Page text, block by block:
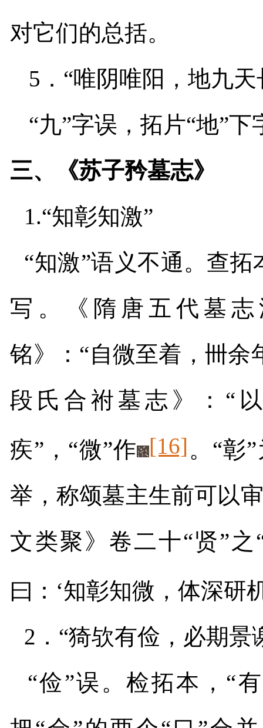
对它们的总括。
5 ．“唯阴唯阳，地九天
“九”字误，拓片“地”下
三、《苏子矜墓志》
1.“知彰知激”
“知激”语义不通。查拓
写。《隋唐五代墓
铭》：“自微至着，卌余
段氏合祔墓志》：“
疾”，“微”作 [16] 。“彰
举，称颂墓主生前可以
文类聚》卷二十“贤”之
曰：‘知彰知微，体深研
2 ．“猗欤有俭，必期景
“俭”误。检拓本，“